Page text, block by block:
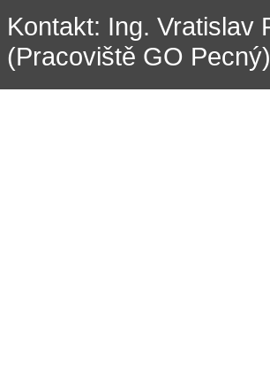
Kontakt: Ing. Vratislav
(Pracoviště GO